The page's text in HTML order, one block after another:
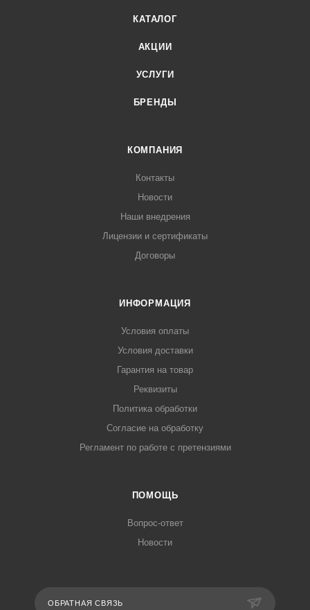
КАТАЛОГ
АКЦИИ
УСЛУГИ
БРЕНДЫ
КОМПАНИЯ
Контакты
Новости
Наши внедрения
Лицензии и сертификаты
Договоры
ИНФОРМАЦИЯ
Условия оплаты
Условия доставки
Гарантия на товар
Реквизиты
Политика обработки
Согласие на обработку
Регламент по работе с претензиями
ПОМОЩЬ
Вопрос-ответ
Новости
ОБРАТНАЯ СВЯЗЬ